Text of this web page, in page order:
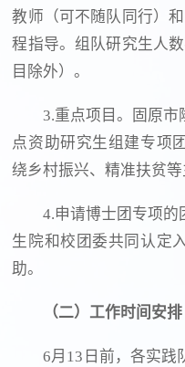
教师（可不随队同行）
程指导。组队研究生人
目除外）。
3.重点项目。固原
点资助研究生组建专项
绕乡村振兴、精准扶贫等
4.申请博士团专项
生院和校团委共同认定
助。
（二）工作时间安排
6月13日前，各实践